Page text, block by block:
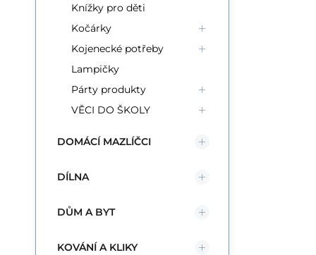
Knížky pro děti
Kočárky
Kojenecké potřeby
Lampičky
Párty produkty
VĚCI DO ŠKOLY
DOMÁCÍ MAZLÍČCI
DÍLNA
DŮM A BYT
KOVÁNÍ A KLIKY